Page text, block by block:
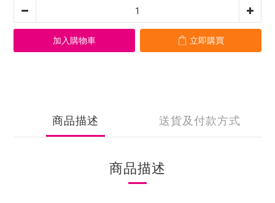
加入購物車 立即購買
商品描述 送貨及付款方式
商品描述